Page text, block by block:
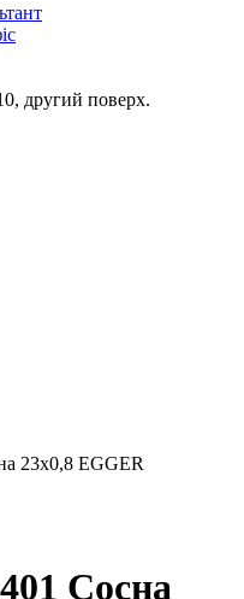
другий поверх.
23х0,8 EGGER
Сосна